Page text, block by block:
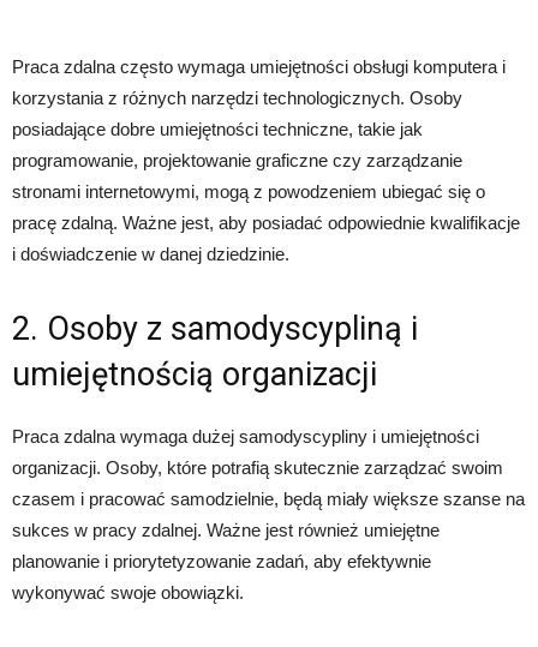
Praca zdalna często wymaga umiejętności obsługi komputera i
korzystania z różnych narzędzi technologicznych. Osoby
posiadające dobre umiejętności techniczne, takie jak
programowanie, projektowanie graficzne czy zarządzanie
stronami internetowymi, mogą z powodzeniem ubiegać się o
pracę zdalną. Ważne jest, aby posiadać odpowiednie kwalifikacje
i doświadczenie w danej dziedzinie.
2. Osoby z samodyscypliną i
umiejętnością organizacji
Praca zdalna wymaga dużej samodyscypliny i umiejętności
organizacji. Osoby, które potrafią skutecznie zarządzać swoim
czasem i pracować samodzielnie, będą miały większe szanse na
sukces w pracy zdalnej. Ważne jest również umiejętne
planowanie i priorytetyzowanie zadań, aby efektywnie
wykonywać swoje obowiązki.